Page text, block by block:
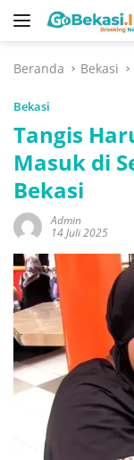
Langsung
Beranda
Bekasi
Bekasi
Tangis
Masuk di
Bekasi
Admin
14 Juli 2025